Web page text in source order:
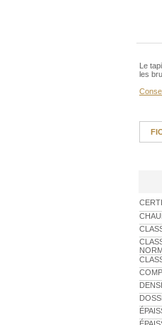
Le
les